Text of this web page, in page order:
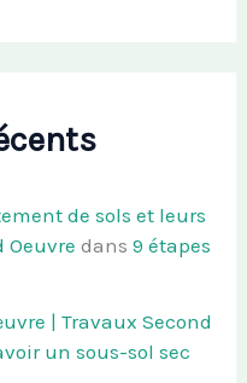
de sols et leurs
Oeuvre dans9 étapes
| Travaux Second
un sous-sol sec